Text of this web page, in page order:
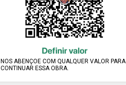
NOS ABENÇOE COM QUALQUER VALOR PARA
CONTINUAR ESSA OBRA.